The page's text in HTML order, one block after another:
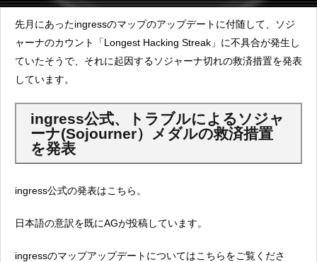
先月にあったingressのマップのアップデートに付随して、ソジ
ャーナのカウント「Longest Hacking Streak」に不具合が発生し
ていたそうで、それに起因するソジャーナ切れの救済措置を発表
しています。
ingress公式、トラブルによるソジャ
ーナ(Sojourner）メダルの救済措置
を発表
ingress公式の発表はこちら。
日本語の意訳を既にAGが投稿しています。
ingressのマップアップデートについてはこちらをご覧くださ